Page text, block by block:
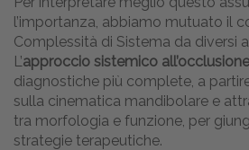
l’importanza, abbiamo mutuato il
Complessità di Sistema da diversi
L’approccio sistemico all’occlusione
diagnostiche più complete, a
sulla cinematica mandibolare e
tra morfologia e funzione, per
strategie terapeutiche.